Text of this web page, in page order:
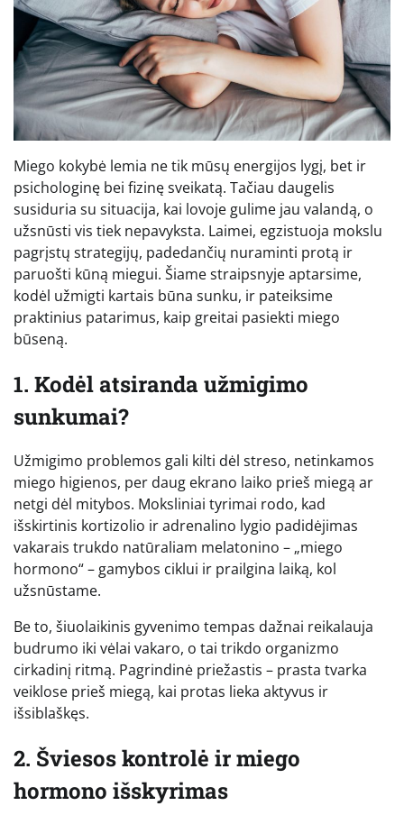
Miego kokybė lemia ne tik mūsų energijos lygį, bet ir
psichologinę bei fizinę sveikatą. Tačiau daugelis
susiduria su situacija, kai lovoje gulime jau valandą, o
užsnūsti vis tiek nepavyksta. Laimei, egzistuoja mokslu
pagrįstų strategijų, padedančių nuraminti protą ir
paruošti kūną miegui. Šiame straipsnyje aptarsime,
kodėl užmigti kartais būna sunku, ir pateiksime
praktinius patarimus, kaip greitai pasiekti miego
būseną.
1. Kodėl atsiranda užmigimo
sunkumai?
Užmigimo problemos gali kilti dėl streso, netinkamos
miego higienos, per daug ekrano laiko prieš miegą ar
netgi dėl mitybos. Moksliniai tyrimai rodo, kad
išskirtinis kortizolio ir adrenalino lygio padidėjimas
vakarais trukdo natūraliam melatonino – „miego
hormono“ – gamybos ciklui ir prailgina laiką, kol
užsnūstame.
Be to, šiuolaikinis gyvenimo tempas dažnai reikalauja
budrumo iki vėlai vakaro, o tai trikdo organizmo
cirkadinį ritmą. Pagrindinė priežastis – prasta tvarka
veiklose prieš miegą, kai protas lieka aktyvus ir
išsiblaškęs.
2. Šviesos kontrolė ir miego
hormono išskyrimas